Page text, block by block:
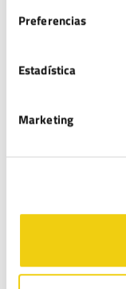
Preferencias
Estadística
Marketing
Protocolo de Acoso: